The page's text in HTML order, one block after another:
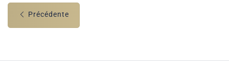
Précédente